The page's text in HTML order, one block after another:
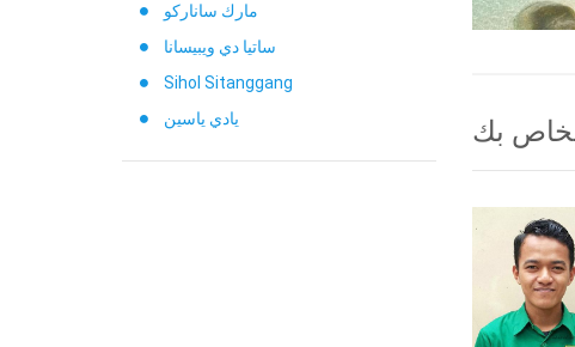
مارك ساناركو
ساتيا دي ويبيسانا
Sihol Sitanggang
يادي ياسين
بك